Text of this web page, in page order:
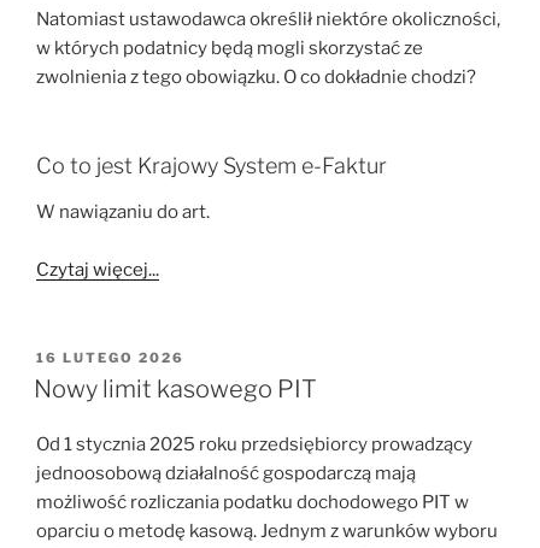
Natomiast ustawodawca określił niektóre okoliczności,
w których podatnicy będą mogli skorzystać ze
zwolnienia z tego obowiązku. O co dokładnie chodzi?
Co to jest Krajowy System e-Faktur
W nawiązaniu do art.
Czytaj więcej...
OPUBLIKOWANE
W
16 LUTEGO 2026
Nowy limit kasowego PIT
Od 1 stycznia 2025 roku przedsiębiorcy prowadzący
jednoosobową działalność gospodarczą mają
możliwość rozliczania podatku dochodowego PIT w
oparciu o metodę kasową. Jednym z warunków wyboru